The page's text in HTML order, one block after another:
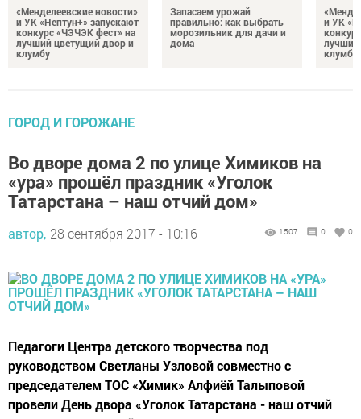
«Менделеевские новости»
и УК «Нептун+» запускают
конкурс «ЧЭЧЭК фест» на
лучший цветущий двор и
клумбу
Запасаем урожай
правильно: как выбрать
морозильник для дачи и
дома
и УК
лучший
клумбу
ГОРОД И ГОРОЖАНЕ
Во дворе дома 2 по улице Химиков на
«ура» прошёл праздник «Уголок
Татарстана – наш отчий дом»
автор, 28 сентября 2017 - 10:16 1507 0 0
Педагоги Центра детского творчества под
руководством Светланы Узловой совместно с
председателем ТОС «Химик» Алфиёй Талыповой
провели День двора «Уголок Татарстана - наш отчий